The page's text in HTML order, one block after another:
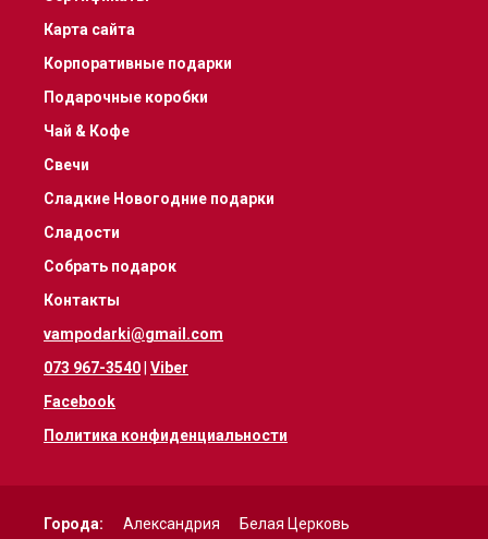
Карта сайта
Корпоративные подарки
Подарочные коробки
Чай & Кофе
Свечи
Сладкие Новогодние подарки
Сладости
Собрать подарок
Контакты
vampodarki@gmail.com
073 967-3540 Viber
Facebook
Политика конфиденциальности
Города: Александрия
Белая Церковь